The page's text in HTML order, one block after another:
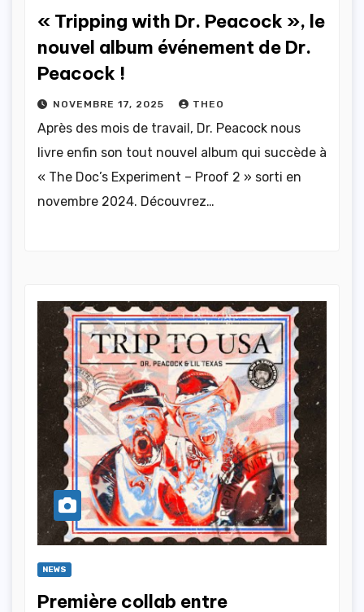
« Tripping with Dr. Peacock », le
nouvel album événement de Dr.
Peacock !
NOVEMBRE 17, 2025 THEO
Après des mois de travail, Dr. Peacock nous
livre enfin son tout nouvel album qui succède à
« The Doc’s Experiment – Proof 2 » sorti en
novembre 2024. Découvrez…
NEWS
Première collab entre